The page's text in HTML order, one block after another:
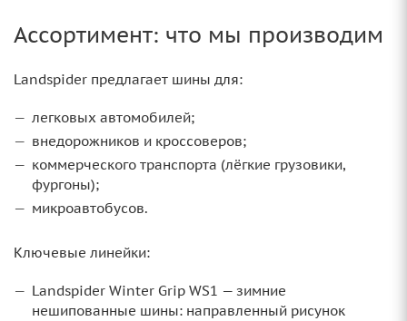
Ассортимент: что мы производим
Landspider предлагает шины для:
легковых автомобилей;
внедорожников и кроссоверов;
коммерческого транспорта (лёгкие грузовики,
фургоны);
микроавтобусов.
Ключевые линейки:
Landspider Winter Grip WS1 — зимние
нешипованные шины: направленный рисунок